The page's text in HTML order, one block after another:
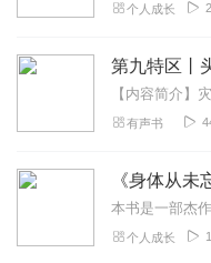
个人成长
有声书
《身体从未
个人成长